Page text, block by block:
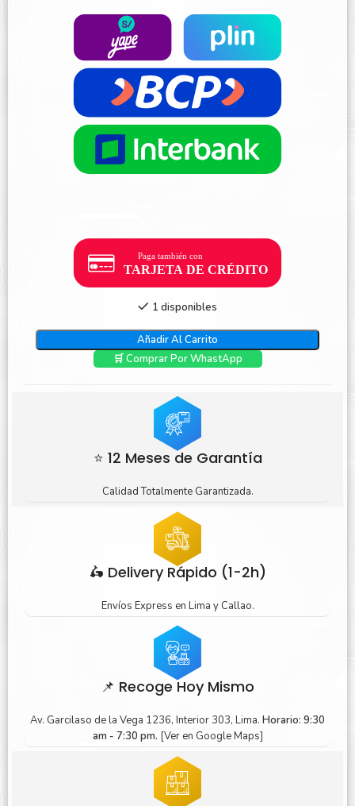
1 disponibles
Añadir Al Carrito
🛒 Comprar Por WhastApp
⭐ 12 Meses de Garantía
Calidad Totalmente Garantizada.
🛵 Delivery Rápido (1-2h)
Envíos Express en Lima y Callao.
📌 Recoge Hoy Mismo
Av. Garcilaso de la Vega 1236, Interior 303, Lima. Horario: 9:30
am - 7:30 pm. [Ver en Google Maps]